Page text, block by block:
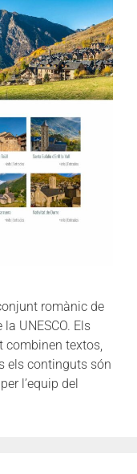
romànic de
UNESCO. Els
textos,
els continguts són
l’equip del